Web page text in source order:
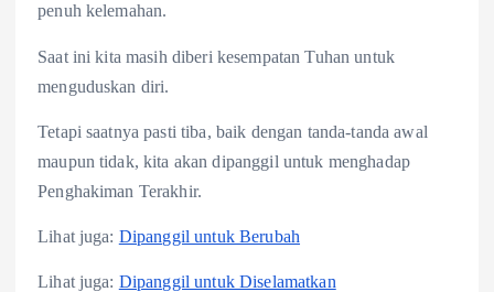
penuh kelemahan.
Saat ini kita masih diberi kesempatan Tuhan untuk
menguduskan diri.
Tetapi saatnya pasti tiba, baik dengan tanda-tanda awal
maupun tidak, kita akan dipanggil untuk menghadap
Penghakiman Terakhir.
Lihat juga: Dipanggil untuk Berubah
Lihat juga: Dipanggil untuk Diselamatkan